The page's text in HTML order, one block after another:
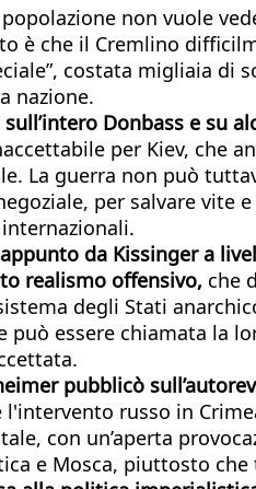
popolazione non vuole
è che il Cremlino
costata migliaia
nazione.
Donbass e su
per Kiev, che
La guerra non può
per salvare
da Kissinger a
realismo offensivo, che
degli Stati
può essere chiamata la
pubblicò
l'intervento russo in
con un’aperta
e Mosca, piuttosto